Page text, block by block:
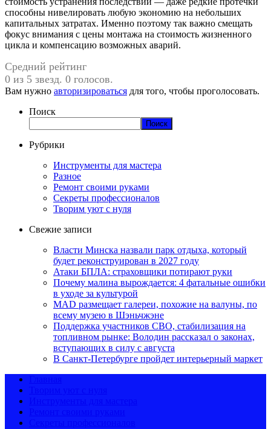
способны нивелировать любую экономию на небольших
капитальных затратах. Именно поэтому так важно смещать
фокус внимания с цены монтажа на стоимость жизненного
цикла и компенсацию возможных аварий.
Средний рейтинг
0 из 5 звезд. 0 голосов.
Вам нужно авторизироваться для того, чтобы проголосовать.
Поиск
Поиск
Рубрики
Инструменты для мастера
Разное
Ремонт своими руками
Секреты профессионалов
Творим уют с нуля
Свежие записи
Власти Минска назвали парк отдыха, который
будет реконструирован в 2027 году
Атаки БПЛА: страховщики потирают руки
Почему малина вырождается: 4 фатальные ошибки
в уходе за культурой
MAD размещает галереи, похожие на валуны, по
всему музею в Шэньчжэне
Поддержка участников СВО, стабилизация на
топливном рынке: Володин рассказал о законах,
вступающих в силу с августа
В Санкт-Петербурге пройдет интерьерный маркет